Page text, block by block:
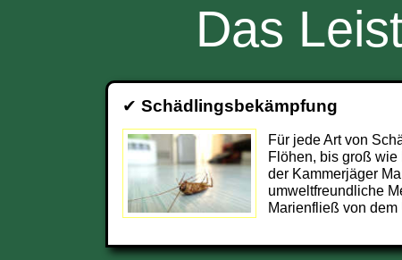
Das
✔ Schädlingsbekämpfung
Für jede Art von
Flöhen, bis groß wie
der Kammerjäger
umweltfreundliche
Marienfließ von